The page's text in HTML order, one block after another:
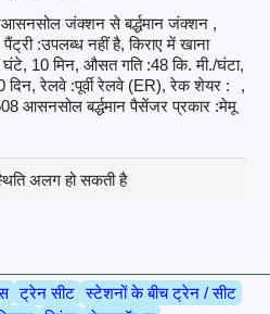
जंक्शन से बर्द्धमान जंक्शन ,
:उपलब्ध नहीं है, किराए में खाना
10 मिन, औसत गति :48 कि. मी./घंटा,
रेलवे :पूर्वी रेलवे (ER), रेक शेयर :
,
आसनसोल बर्द्धमान पैसेंजर प्रकार :मेमू
अलग हो सकती है
ट्रेन सीट स्टेशनों के बीच ट्रेन / सीट